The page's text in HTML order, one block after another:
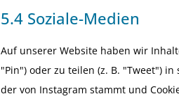
5.4 Soziale-Medien
Auf unserer Website haben wir
"Pin") oder zu teilen (z. B. "Tweet")
der von Instagram stammt und